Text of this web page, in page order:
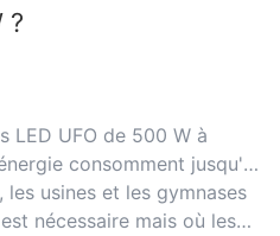
?
LED UFO de 500 W à
consomment jusqu'à
que les luminaires HID
les coûts d'électricité à
usines et les gymnases
nécessaire mais où les